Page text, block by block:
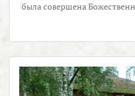
была совершена